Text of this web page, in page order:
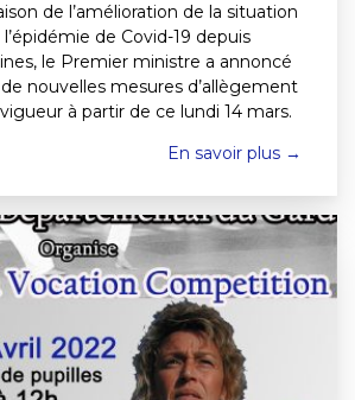
de l’amélioration de la situation
de Covid-19 depuis
le Premier ministre a annoncé
nouvelles mesures d’allègement
à partir de ce lundi 14 mars.
En savoir plus →